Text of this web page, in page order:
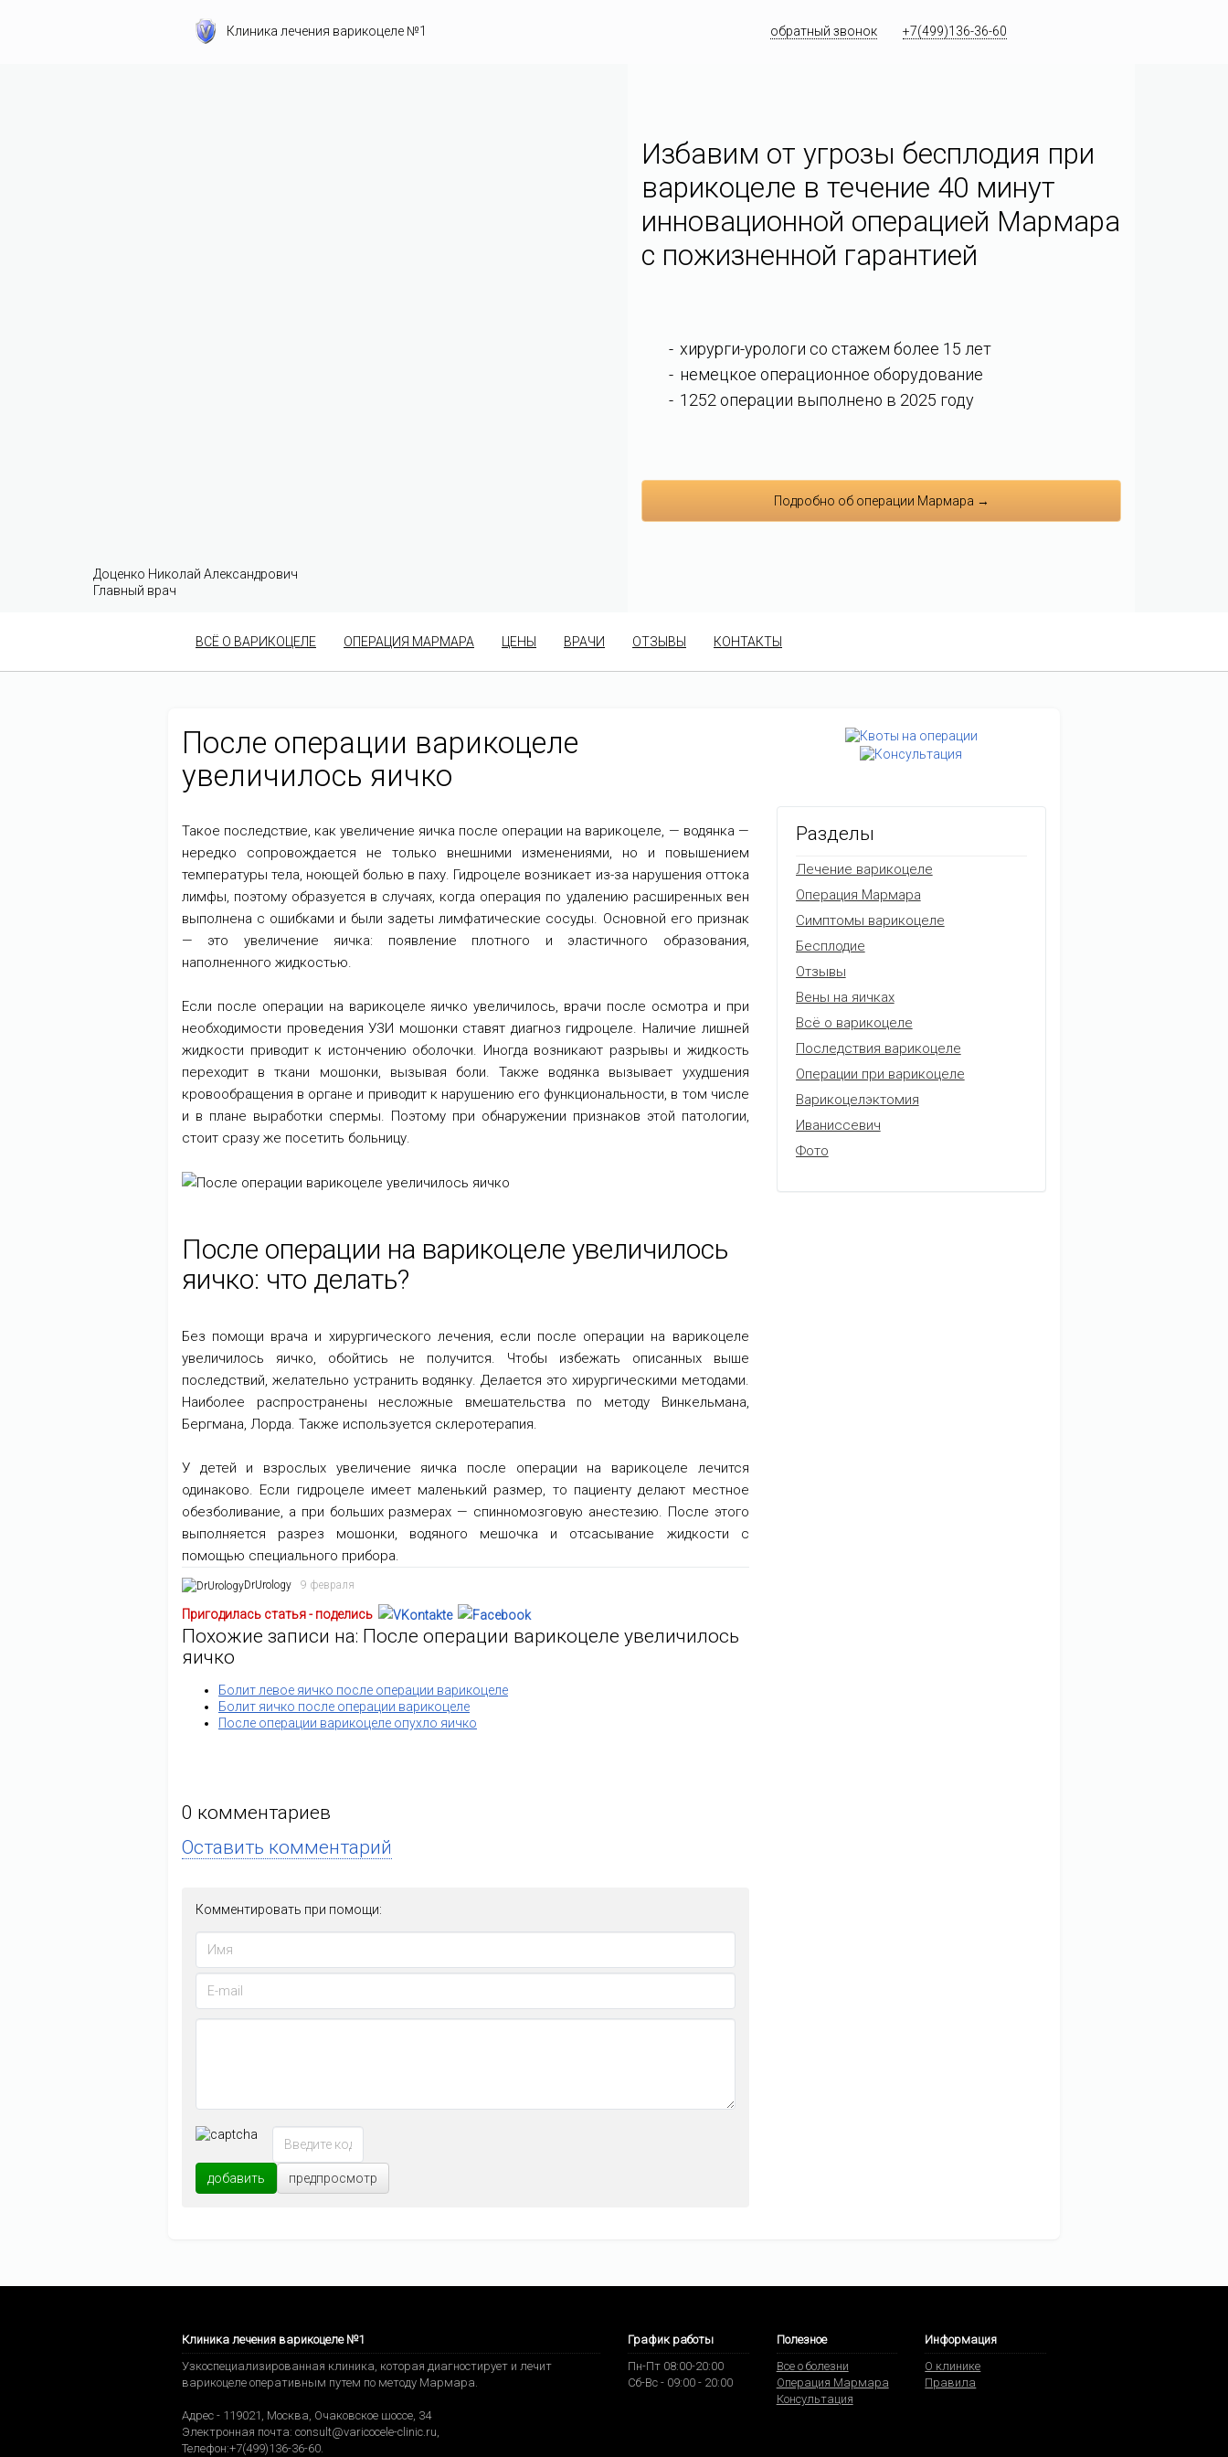
Клиника лечения варикоцеле №1 обратный звонок +7(499)136-36-60
Избавим от угрозы бесплодия при
варикоцеле в течение 40 минут
инновационной операцией Мармара
c пожизненной гарантией
хирурги-урологи со стажем более 15 лет
немецкое операционное оборудование
1252 операции выполнено в 2025 году
Подробно об операции Мармара →
Доценко Николай Александрович
Главный врач
ВСЁ О ВАРИКОЦЕЛЕ ОПЕРАЦИЯ МАРМАРА ЦЕНЫ ВРАЧИ ОТЗЫВЫ КОНТАКТЫ
После операции варикоцеле
увеличилось яичко
Такое последствие, как увеличение яичка после операции на варикоцеле, — водянка —
нередко сопровождается не только внешними изменениями, но и повышением
температуры тела, ноющей болью в паху. Гидроцеле возникает из-за нарушения оттока
лимфы, поэтому образуется в случаях, когда операция по удалению расширенных вен
выполнена с ошибками и были задеты лимфатические сосуды. Основной его признак
— это увеличение яичка: появление плотного и эластичного образования,
наполненного жидкостью.
Если после операции на варикоцеле яичко увеличилось, врачи после осмотра и при
необходимости проведения УЗИ мошонки ставят диагноз гидроцеле. Наличие лишней
жидкости приводит к истончению оболочки. Иногда возникают разрывы и жидкость
переходит в ткани мошонки, вызывая боли. Также водянка вызывает ухудшения
кровообращения в органе и приводит к нарушению его функциональности, в том числе
и в плане выработки спермы. Поэтому при обнаружении признаков этой патологии,
стоит сразу же посетить больницу.
После операции на варикоцеле увеличилось
яичко: что делать?
Без помощи врача и хирургического лечения, если после операции на варикоцеле
увеличилось яичко, обойтись не получится. Чтобы избежать описанных выше
последствий, желательно устранить водянку. Делается это хирургическими методами.
Наиболее распространены несложные вмешательства по методу Винкельмана,
Бергмана, Лорда. Также используется склеротерапия.
У детей и взрослых увеличение яичка после операции на варикоцеле лечится
одинаково. Если гидроцеле имеет маленький размер, то пациенту делают местное
обезболивание, а при больших размерах — спинномозговую анестезию. После этого
выполняется разрез мошонки, водяного мешочка и отсасывание жидкости с
помощью специального прибора.
DrUrology 9 февраля
Пригодилась статья - поделись
Похожие записи на: После операции варикоцеле увеличилось
яичко
Болит левое яичко после операции варикоцеле
Болит яичко после операции варикоцеле
После операции варикоцеле опухло яичко
0 комментариев
Оставить комментарий
Комментировать при помощи:
добавить предпросмотр
Разделы
Лечение варикоцеле
Операция Мармара
Симптомы варикоцеле
Бесплодие
Отзывы
Вены на яичках
Всё о варикоцеле
Последствия варикоцеле
Операции при варикоцеле
Варикоцелэктомия
Иваниссевич
Фото
Клиника лечения варикоцеле №1
Узкоспециализированная клиника, которая диагностирует и лечит
варикоцеле оперативным путем по методу Мармара.
Адрес - 119021 , Москва, Очаковское шоссе, 34
Электронная почта: consult@varicocele-clinic.ru,
Телефон:+7(499)136-36-60.
График работы
Пн-Пт 08:00-20:00
Сб-Вс - 09:00 - 20:00
Полезное
Все о болезни
Операция Мармара
Консультация
Информация
О клинике
Правила